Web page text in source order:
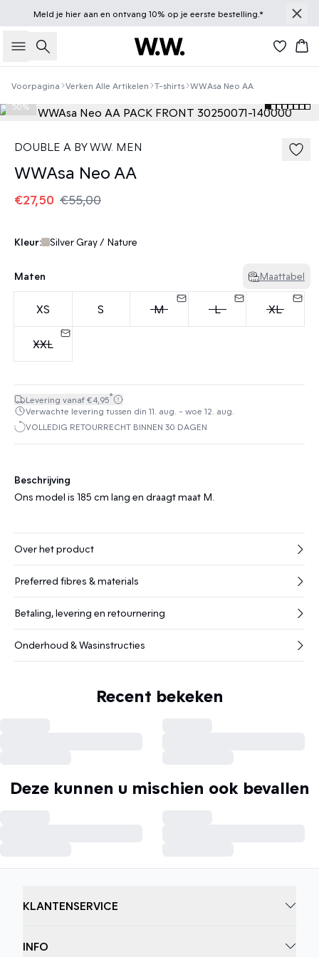
Meld je hieraan en ontvang 10% op je eerste bestelling.*
Zoeken
Voorpagina Verken Alle Artikelen T-shirts WWAsa Neo AA
50%
DOUBLE A BY W.W. MEN
WWAsa Neo AA
€27,50 €55,00
Kleur: Silver Gray / Nature
Maten Maattabel
XS S M L XL
XXL
Levering vanaf €4,95*
Verwachte levering tussen din 11. aug. - woe 12. aug.
VOLLEDIG RETOURRECHT BINNEN 30 DAGEN
Beschrijving
Ons model is 185 cm lang en draagt maat M.
Over het product
Preferred fibres & materials
Betaling, levering en retournering
Onderhoud & Wasinstructies
Recent bekeken
Deze kunnen u mischien ook bevallen
KLANTENSERVICE
INFO